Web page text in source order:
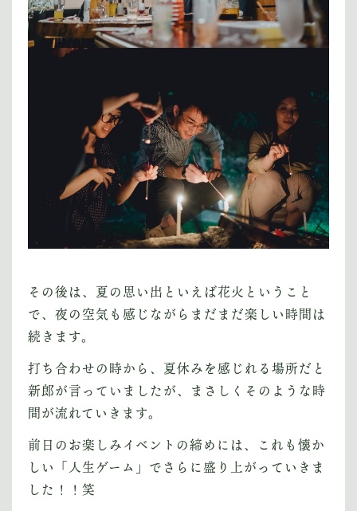
その後は、夏の思い出といえば花火ということ
で、夜の空気も感じながらまだまだ楽しい時間は
続きます。
打ち合わせの時から、夏休みを感じれる場所だと
新郎が言っていましたが、まさしくそのような時
間が流れていきます。
前日のお楽しみイベントの締めには、これも懐か
しい「人生ゲーム」でさらに盛り上がっていきま
した！！笑